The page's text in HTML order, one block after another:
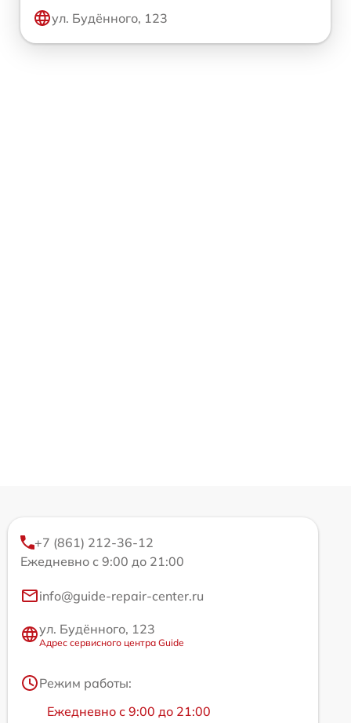
ул. Будённого, 123
+7 (861) 212-36-12
Ежедневно с 9:00 до 21:00
info@guide-repair-center.ru
ул. Будённого, 123
Адрес сервисного центра Guide
Режим работы:
Ежедневно с 9:00 до 21:00